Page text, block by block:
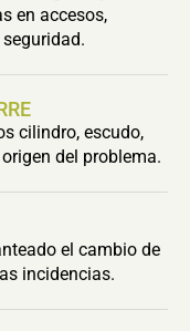
en accesos,
cilindro, escudo,
del problema.
el cambio de
incidencias.